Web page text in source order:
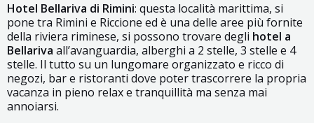
Hotel Bellariva di Rimini: questa località marittima, si
pone tra Rimini e Riccione ed è una delle aree più fornite
della riviera riminese, si possono trovare degli hotel a
Bellariva all’avanguardia, alberghi a 2 stelle, 3 stelle e 4
stelle. Il tutto su un lungomare organizzato e ricco di
negozi, bar e ristoranti dove poter trascorrere la propria
vacanza in pieno relax e tranquillità ma senza mai
annoiarsi.